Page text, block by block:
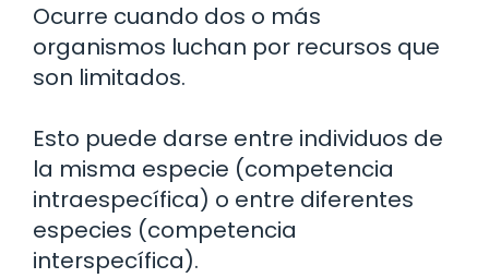
Ocurre cuando dos o más
organismos luchan por recursos que
son limitados.
Esto puede darse entre individuos de
la misma especie (competencia
intraespecífica) o entre diferentes
especies (competencia
interspecífica).